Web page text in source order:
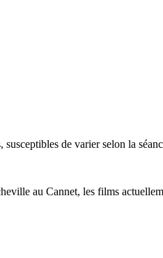
susceptibles de varier selon la
au Cannet, les films